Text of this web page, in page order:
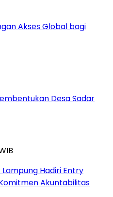
Akses Global bagi
Desa Sadar
Hadiri Entry
Akuntabilitas